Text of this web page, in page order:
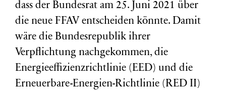
dass der Bundesrat am 25. Juni 2021 über
die neue FFAV entscheiden könnte. Damit
wäre die Bundesrepublik ihrer
Verpflichtung nachgekommen, die
Energieeffizienzrichtlinie (EED) und die
Erneuerbare-Energien-Richtlinie (RED II)